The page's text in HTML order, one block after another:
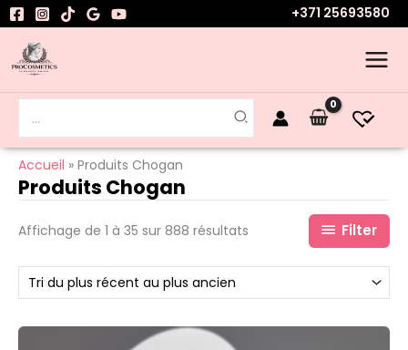
Aller
au
contenu
+371 25693580
Accueil Produits Chogan
Produits Chogan
Affichage de 1 à 35 sur 888 résultats Filter